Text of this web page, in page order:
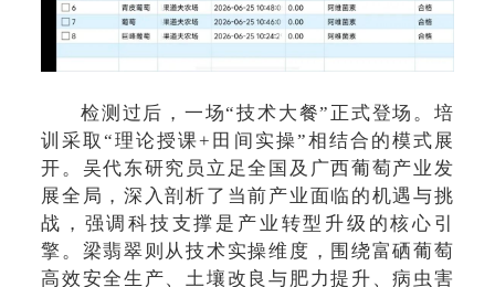
检测过后，一场“技术大餐”正式登场。培
训采取“理论授课+田间实操”相结合的模式展
开。吴代东研究员立足全国及广西葡萄产业发
展全局，深入剖析了当前产业面临的机遇与挑
战，强调科技支撑是产业转型升级的核心引
擎。梁翡翠则从技术实操维度，围绕富硒葡萄
高效安全生产、土壤改良与肥力提升、病虫害